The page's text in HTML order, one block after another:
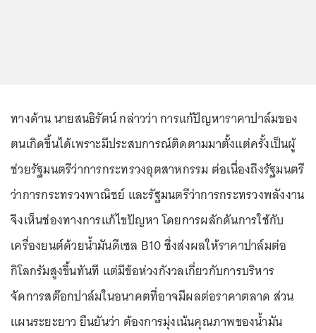
ทางด้าน นายสนธิรัตน์ กล่าวว่า การแก้ปัญหาราคาปาล์มของ
ตนเกิดขึ้นได้เพราะมีประสบการณ์ติดตามมาตั้งแต่ครั้งเป็นผู้
ช่วยรัฐมนตรีว่าการกระทรวงอุตสาหกรรม ต่อเนื่องถึงรัฐมนตรี
ว่าการกระทรวงพาณิชย์ และรัฐมนตรีว่าการกระทรวงพลังงาน
จึงเห็นช่องทางการแก้ไขปัญหา โดยการผลักดันการใช้กับ
เครื่องยนต์ด้วยน้ำมันดีเซล B10 ซึ่งส่งผลให้ราคาปาล์มต่อ
กิโลกรัมสูงขึ้นทันที แต่มีข้อห่วงกังวลเกี่ยวกับการบริหาร
จัดการสต๊อกปาล์มในอนาคตที่อาจมีผลต่อราคาตลาด ส่วน
แผนระยะยาว ยืนยันว่า ต้องการมุ่งเน้นคุณภาพของน้ำมัน